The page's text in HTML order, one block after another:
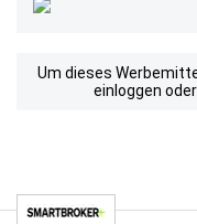
Um dieses
einloggen